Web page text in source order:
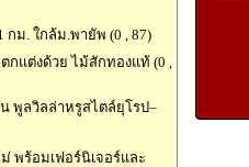
ม. ใกล้ม.พายัพ (0 , 87)
แต่งด้วย ไม้สักทองแท้ (0 ,
พูลวิลล่าหรูสไตล์ยุโรป–
พร้อมเฟอร์นิเจอร์และ